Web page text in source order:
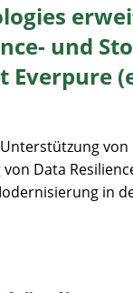
und
Everpure
Data
in